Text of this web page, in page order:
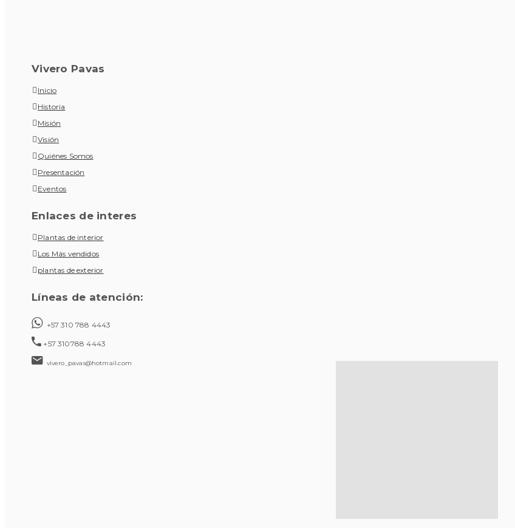
Vivero Pavas
Inicio
Historia
Misión
Visión
Quiénes Somos
Presentación
Eventos
Enlaces de interes
Plantas de interior
Los Más vendidos
plantas de exterior
Líneas de atención:
+57 310 788 4443
+57 310788 4443
vivero_pavas@hotmail.com